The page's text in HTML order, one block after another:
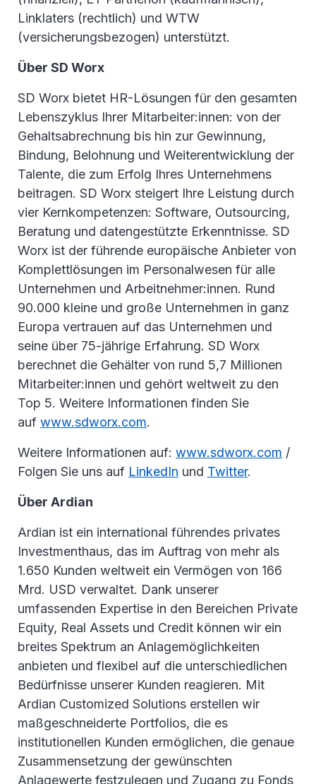
Linklaters (rechtlich) und WTW
(versicherungsbezogen) unterstützt.
Über SD Worx
SD Worx bietet HR-Lösungen für den gesamten
Lebenszyklus Ihrer Mitarbeiter:innen: von der
Gehaltsabrechnung bis hin zur Gewinnung,
Bindung, Belohnung und Weiterentwicklung der
Talente, die zum Erfolg Ihres Unternehmens
beitragen. SD Worx steigert Ihre Leistung durch
vier Kernkompetenzen: Software, Outsourcing,
Beratung und datengestützte Erkenntnisse. SD
Worx ist der führende europäische Anbieter von
Komplettlösungen im Personalwesen für alle
Unternehmen und Arbeitnehmer:innen. Rund
90.000 kleine und große Unternehmen in ganz
Europa vertrauen auf das Unternehmen und
seine über 75-jährige Erfahrung. SD Worx
berechnet die Gehälter von rund 5,7 Millionen
Mitarbeiter:innen und gehört weltweit zu den
Top 5. Weitere Informationen finden Sie
auf www.sdworx.com.
Weitere Informationen auf: www.sdworx.com /
Folgen Sie uns auf LinkedIn und Twitter.
Über Ardian
Ardian ist ein international führendes privates
Investmenthaus, das im Auftrag von mehr als
1.650 Kunden weltweit ein Vermögen von 166
Mrd. USD verwaltet. Dank unserer
umfassenden Expertise in den Bereichen Private
Equity, Real Assets und Credit können wir ein
breites Spektrum an Anlagemöglichkeiten
anbieten und flexibel auf die unterschiedlichen
Bedürfnisse unserer Kunden reagieren. Mit
Ardian Customized Solutions erstellen wir
maßgeschneiderte Portfolios, die es
institutionellen Kunden ermöglichen, die genaue
Zusammensetzung der gewünschten
Anlagewerte festzulegen und Zugang zu Fonds